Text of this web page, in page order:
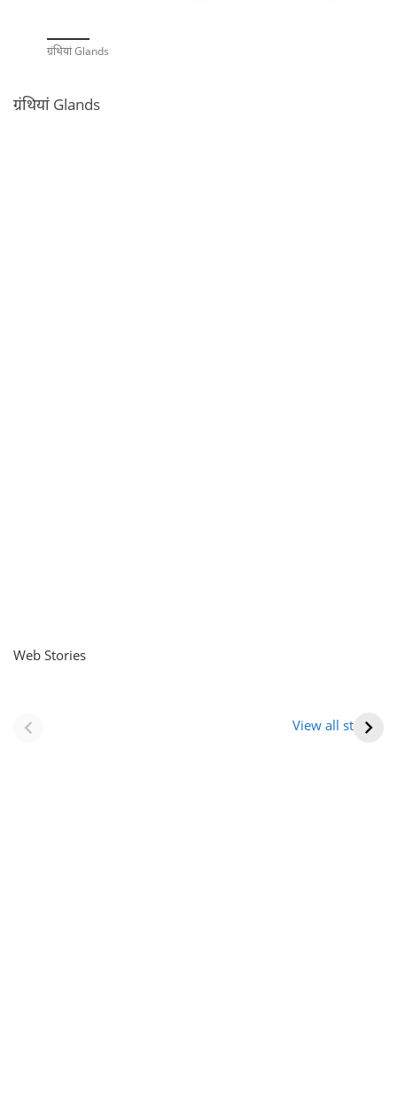
ग्रंथियां Glands
ग्रंथियां Glands
Web Stories
View all stories
(राजस्थान) |
आभूषण (women’s